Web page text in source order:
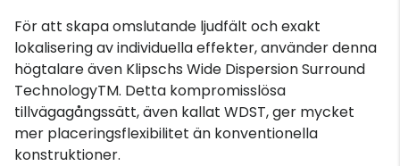
För att skapa omslutande ljudfält och exakt
lokalisering av individuella effekter, använder denna
högtalare även Klipschs Wide Dispersion Surround
TechnologyTM. Detta kompromisslösa
tillvägagångssätt, även kallat WDST, ger mycket
mer placeringsflexibilitet än konventionella
konstruktioner.